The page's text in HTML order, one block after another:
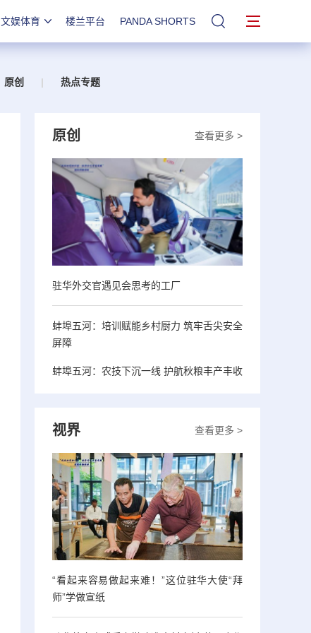
文娱体育 楼兰平台 PANDA SHORTS 站内搜索
原创 | 热点专题
查看更多 >
原创
驻华外交官遇见会思考的工厂
蚌埠五河：培训赋能乡村厨力 筑牢舌尖安全
屏障
蚌埠五河：农技下沉一线 护航秋粮丰产丰收
查看更多 >
视界
“看起来容易做起来难！”这位驻华大使“拜
师”学做宣纸